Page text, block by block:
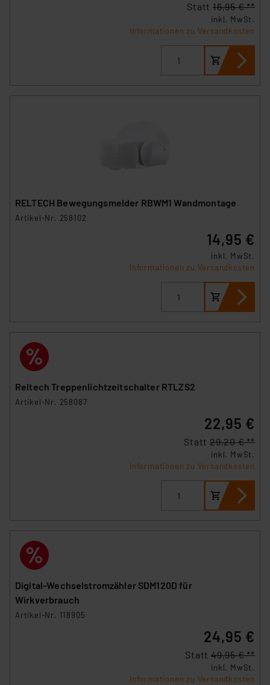
Statt 16,95 € **
inkl. MwSt.
Informationen zu Versandkosten
RELTECH Bewegungsmelder RBWM1 Wandmontage
Artikel-Nr. 258102
14,95 €
inkl. MwSt.
Informationen zu Versandkosten
Reltech Treppenlichtzeitschalter RTLZS2
Artikel-Nr. 258087
22,95 €
Statt 29,20 € **
inkl. MwSt.
Informationen zu Versandkosten
Digital-Wechselstromzähler SDM120D für
Wirkverbrauch
Artikel-Nr. 118905
24,95 €
Statt 49,95 € **
inkl. MwSt.
Informationen zu Versandkosten